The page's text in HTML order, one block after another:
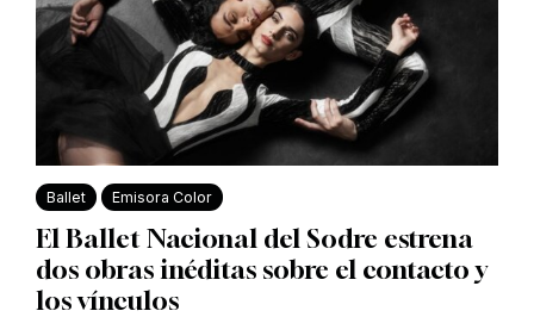
Ballet Emisora Color
El Ballet Nacional del Sodre estrena
dos obras inéditas sobre el contacto y
los vínculos